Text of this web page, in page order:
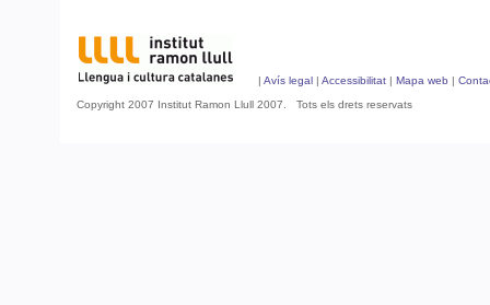
| Avís legal | Accessibilitat | Mapa web |
Copyright 2007 Institut Ramon Llull 2007. Tots els drets reservats